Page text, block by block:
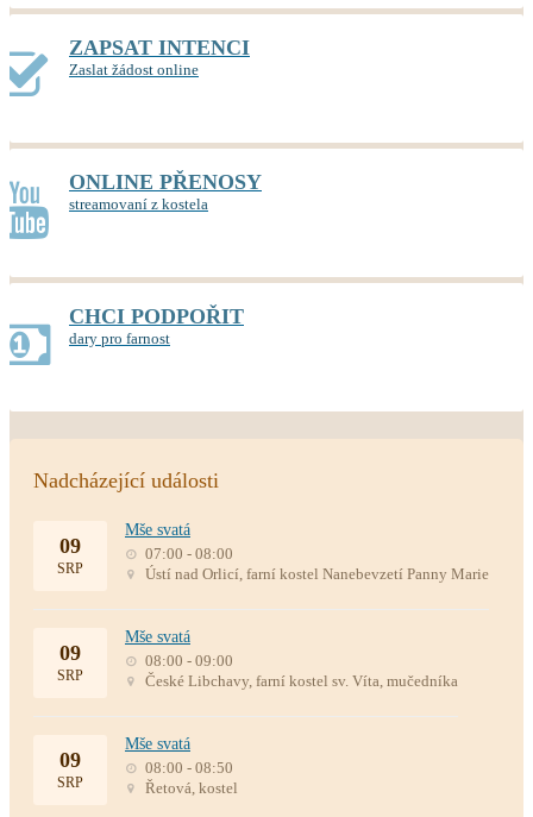
ZAPSAT INTENCI
Zaslat žádost online
ONLINE PŘENOSY
streamovaní z kostela
CHCI PODPOŘIT
dary pro farnost
Nadcházející události
09
SRP
Mše svatá
07:00 - 08:00
Ústí nad Orlicí, farní kostel Nanebevzetí Panny Marie
09
SRP
Mše svatá
08:00 - 09:00
České Libchavy, farní kostel sv. Víta, mučedníka
09
SRP
Mše svatá
08:00 - 08:50
Řetová, kostel